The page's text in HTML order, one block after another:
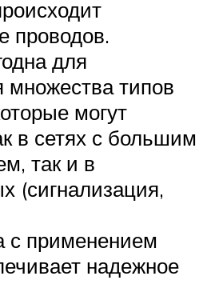
проводов.
для
множества типов
могут
в сетях с большим
так и в
(сигнализация,
с применением
надежное